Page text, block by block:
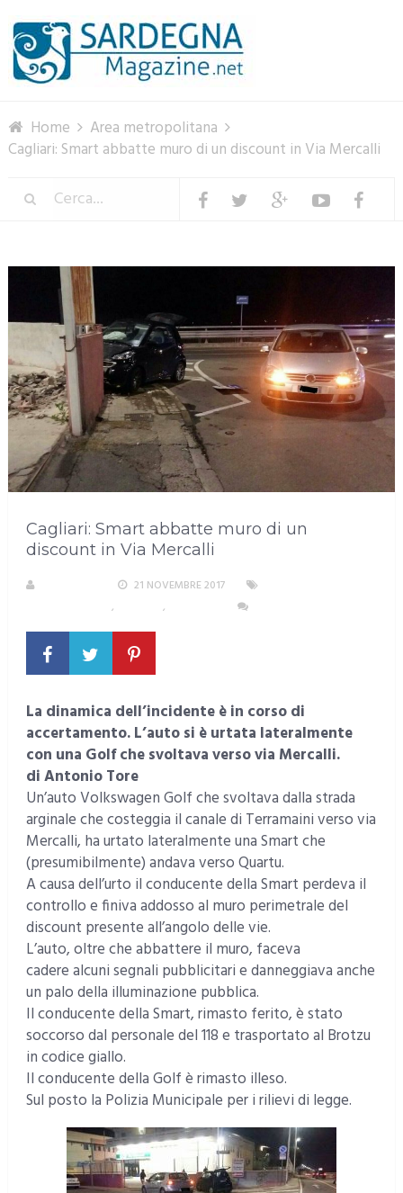
Home
Area metropolitana
Cagliari: Smart abbatte muro di un discount in Via Mercalli
Cagliari: Smart abbatte muro di un
discount in Via Mercalli
21 NOVEMBRE 2017
, ,
La dinamica dell’incidente è in corso di
accertamento. L’auto si è urtata lateralmente
con una Golf che svoltava verso via Mercalli.
di Antonio Tore
Un’auto Volkswagen Golf che svoltava dalla strada
arginale che costeggia il canale di Terramaini verso via
Mercalli, ha urtato lateralmente una Smart che
(presumibilmente) andava verso Quartu.
A causa dell’urto il conducente della Smart perdeva il
controllo e finiva addosso al muro perimetrale del
discount presente all’angolo delle vie.
L’auto, oltre che abbattere il muro, faceva
cadere alcuni segnali pubblicitari e danneggiava anche
un palo della illuminazione pubblica.
Il conducente della Smart, rimasto ferito, è stato
soccorso dal personale del 118 e trasportato al Brotzu
in codice giallo.
Il conducente della Golf è rimasto illeso.
Sul posto la Polizia Municipale per i rilievi di legge.